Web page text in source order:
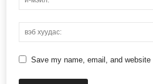
Save my name, email, and